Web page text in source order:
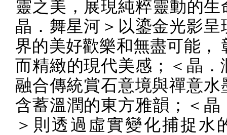
靈之美，展現純粹靈動的生
晶．舞星河＞以鎏金光影呈
界的美好歡樂和無盡可能，
而精緻的現代美感；＜晶．
融合傳統賞石意境與禪意水
含蓄溫潤的東方雅韻；＜晶
＞則透過虛實變化捕捉水